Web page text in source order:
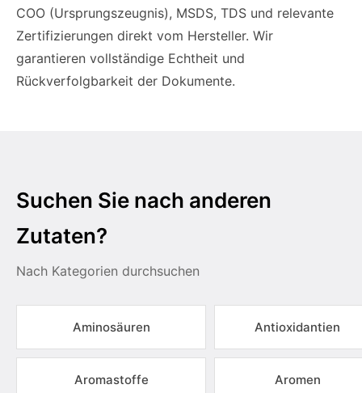
COO (Ursprungszeugnis), MSDS, TDS und relevante
Zertifizierungen direkt vom Hersteller. Wir
garantieren vollständige Echtheit und
Rückverfolgbarkeit der Dokumente.
Suchen Sie nach anderen
Zutaten?
Nach Kategorien durchsuchen
Aminosäuren Antioxidantien
Aromastoffe Aromen